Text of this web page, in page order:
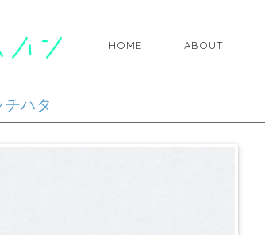
HOME ABOUT
ハタ